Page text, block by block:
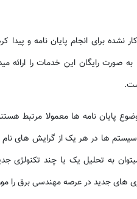
نشده برای انجام پایان نامه و
صورت رایگان این خدمات را ارائه
پایان نامه ها معمولا مرتبط
سیستم ها در هر یک از گرایش های نام
به تحلیل یک یا چند تکنولژی
های جدید در عرصه مهندسی برق را